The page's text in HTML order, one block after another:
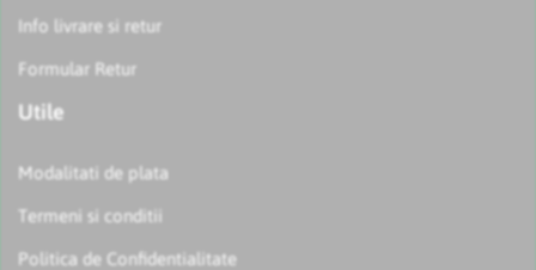
Info livrare si retur
Formular Retur
Utile
Modalitati de plata
Termeni si conditii
Politica de Confidentialitate